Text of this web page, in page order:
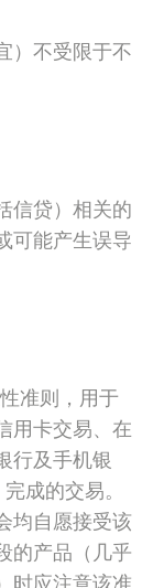
）不受限于不
信贷）相关的
可能产生误导
准则，用于
用卡交易、在
行及手机银
成的交易。
均自愿接受该
的产品（几乎